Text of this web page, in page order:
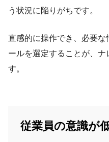
う状況に陥りがちです。
直感的に操作でき、必要
ールを選定することが、ナ
す。
従業員の意識が